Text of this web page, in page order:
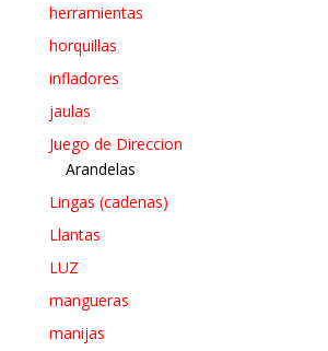
herramientas
horquillas
infladores
jaulas
Juego de Direccion
Arandelas
Lingas (cadenas)
Llantas
LUZ
mangueras
manijas